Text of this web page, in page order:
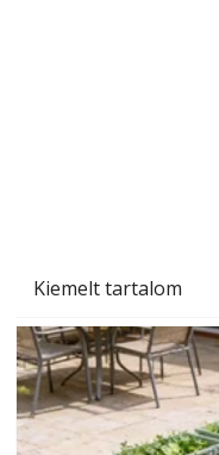
Kiemelt tartalom